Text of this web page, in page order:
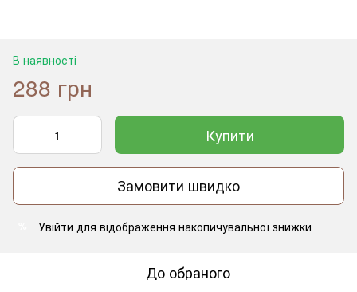
В наявності
288 грн
Купити
Замовити швидко
Увійти для відображення накопичувальної знижки
До обраного